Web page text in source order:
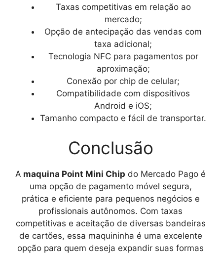
Taxas competitivas em relação ao
mercado;
Opção de antecipação das vendas com
taxa adicional;
Tecnologia NFC para pagamentos por
aproximação;
Conexão por chip de celular;
Compatibilidade com dispositivos
Android e iOS;
Tamanho compacto e fácil de transportar.
Conclusão
A maquina Point Mini Chip do Mercado Pago é
uma opção de pagamento móvel segura,
prática e eficiente para pequenos negócios e
profissionais autônomos. Com taxas
competitivas e aceitação de diversas bandeiras
de cartões, essa maquininha é uma excelente
opção para quem deseja expandir suas formas